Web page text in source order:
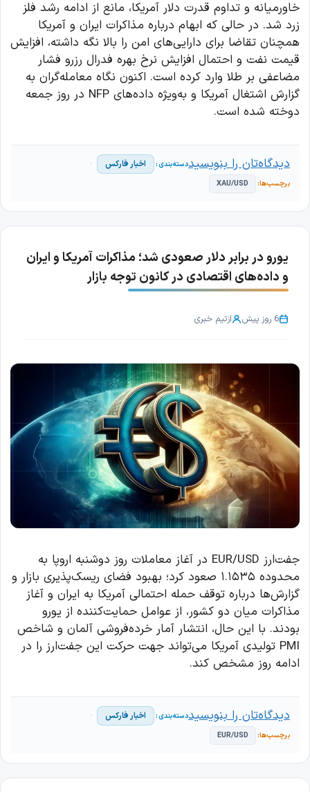
خاورمیانه و تداوم قدرت دلار آمریکا، مانع از ادامه رشد فلز
زرد شد. در حالی که ابهام درباره مذاکرات ایران و آمریکا
همچنان تقاضا برای دارایی‌های امن را بالا نگه داشته، افزایش
قیمت نفت و احتمال افزایش نرخ بهره فدرال رزرو فشار
مضاعفی بر طلا وارد کرده است. اکنون نگاه معامله‌گران به
گزارش اشتغال آمریکا و به‌ویژه داده‌های NFP در روز جمعه
دوخته شده است.
اخبار فارکس
XAU/USD
دیدگاه‌تان را بنویسید
یورو در برابر دلار صعودی شد؛ مذاکرات آمریکا و ایران
و داده‌های اقتصادی در کانون توجه بازار
6 روز پیش ازتیم خبری
جفت‌ارز EUR/USD در آغاز معاملات روز دوشنبه اروپا به
محدوده ۱.۱۵۳۵ صعود کرد؛ بهبود فضای ریسک‌پذیری بازار و
گزارش‌ها درباره توقف حمله احتمالی آمریکا به ایران و آغاز
مذاکرات میان دو کشور، از عوامل حمایت‌کننده از یورو
بودند. با این حال، انتشار آمار خرده‌فروشی آلمان و شاخص
PMI تولیدی آمریکا می‌تواند جهت حرکت این جفت‌ارز را در
ادامه روز مشخص کند.
اخبار فارکس
EUR/USD
دیدگاه‌تان را بنویسید